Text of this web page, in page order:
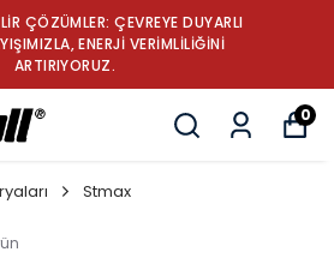
ÇÖZÜMLER: ÇEVREYE DUYARLI
ENERJİ VERİMLİLİĞİNİ
ARTIRIYORUZ.
0
Stmax